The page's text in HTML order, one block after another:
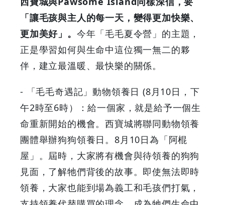
「讓毛孩與主人的每一天，變得更加快樂、
更加美好」。 今年「毛毛夏令營」的主題，
正是學習如何與生命中這位獨一無二的夥
伴，建立最溫暖、最快樂的關係。
- 「毛毛奇遇記」動物領養日 (8月10日，下
午2時至6時）：給一個家，就是給予一個生
命重新開始的機會。西寶城將聯同動物領養
團體舉辦狗狗領養日。8月10日為「阿棍
屋」。屆時，大家將有機會與待領養的狗狗
見面，了解牠們背後的故事。即使無法即時
領養，大家也能到場為義工和毛孩們打氣，